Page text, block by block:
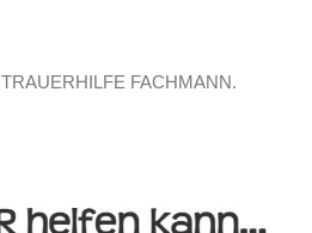
TRAUERHILFE FACHMANN.